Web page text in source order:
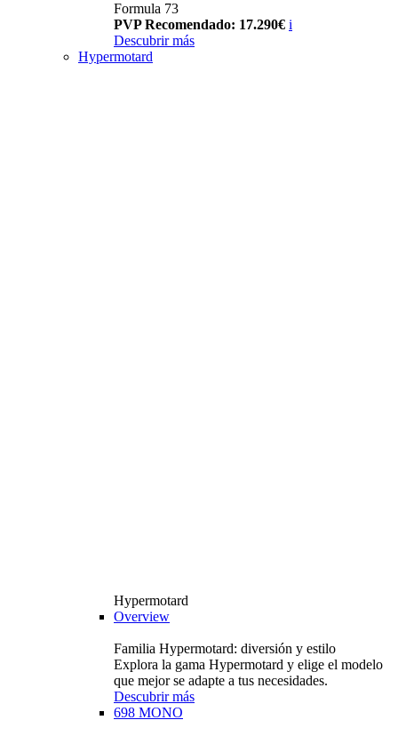
Formula 73
PVP Recomendado: 17.290€ i
Descubrir más
Hypermotard
Hypermotard
Overview
Familia Hypermotard: diversión y estilo
Explora la gama Hypermotard y elige el modelo
que mejor se adapte a tus necesidades.
Descubrir más
698 MONO